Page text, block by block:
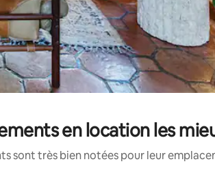
en location les
sont très bien notées pour leur